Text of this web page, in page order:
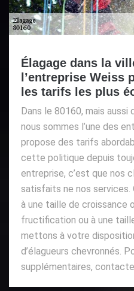
Élagage dans la
l’entreprise Weiss
les tarifs les plus
Dans le 80160, mais aussi
nous sommes l’une des
propose des tarifs
cette politique depuis
entreprise, c’est que nos
satisfaits ne nos services.
à une taille de croissance
fructification ou à une
mettons à votre
d’élagueurs chevronnés.
supplémentaires,